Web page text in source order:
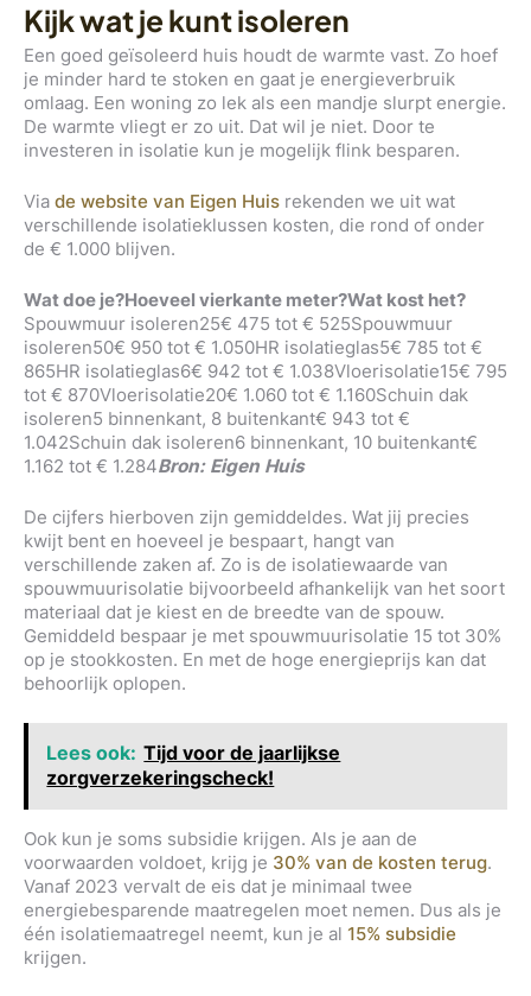
Kijk wat je kunt isoleren
Een goed geïsoleerd huis houdt de warmte vast. Zo hoef
je minder hard te stoken en gaat je energieverbruik
omlaag. Een woning zo lek als een mandje slurpt energie.
De warmte vliegt er zo uit. Dat wil je niet. Door te
investeren in isolatie kun je mogelijk flink besparen.
Via de website van Eigen Huis rekenden we uit wat
verschillende isolatieklussen kosten, die rond of onder
de € 1.000 blijven.
Wat doe je?Hoeveel vierkante meter?Wat kost het?
Spouwmuur isoleren25€ 475 tot € 525Spouwmuur
isoleren50€ 950 tot € 1.050HR isolatieglas5€ 785 tot €
865HR isolatieglas6€ 942 tot € 1.038Vloerisolatie15€ 795
tot € 870Vloerisolatie20€ 1.060 tot € 1.160Schuin dak
isoleren5 binnenkant, 8 buitenkant€ 943 tot €
1.042Schuin dak isoleren6 binnenkant, 10 buitenkant€
1.162 tot € 1.284Bron: Eigen Huis
De cijfers hierboven zijn gemiddeldes. Wat jij precies
kwijt bent en hoeveel je bespaart, hangt van
verschillende zaken af. Zo is de isolatiewaarde van
spouwmuurisolatie bijvoorbeeld afhankelijk van het soort
materiaal dat je kiest en de breedte van de spouw.
Gemiddeld bespaar je met spouwmuurisolatie 15 tot 30%
op je stookkosten. En met de hoge energieprijs kan dat
behoorlijk oplopen.
Lees ook: Tijd voor de jaarlijkse
zorgverzekeringscheck!
Ook kun je soms subsidie krijgen. Als je aan de
voorwaarden voldoet, krijg je 30% van de kosten terug.
Vanaf 2023 vervalt de eis dat je minimaal twee
energiebesparende maatregelen moet nemen. Dus als je
één isolatiemaatregel neemt, kun je al 15% subsidie
krijgen.